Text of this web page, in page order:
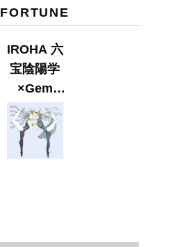
FORTUNE
IROHA 六
宝陰陽学
×Gem
Muse
【GLITTER
2023